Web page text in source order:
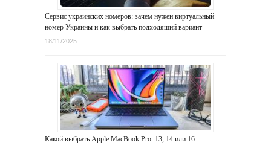
Сервис украинских номеров: зачем нужен виртуальный
номер Украины и как выбрать подходящий вариант
18/11/2025
Какой выбрать Apple MacBook Pro: 13, 14 или 16